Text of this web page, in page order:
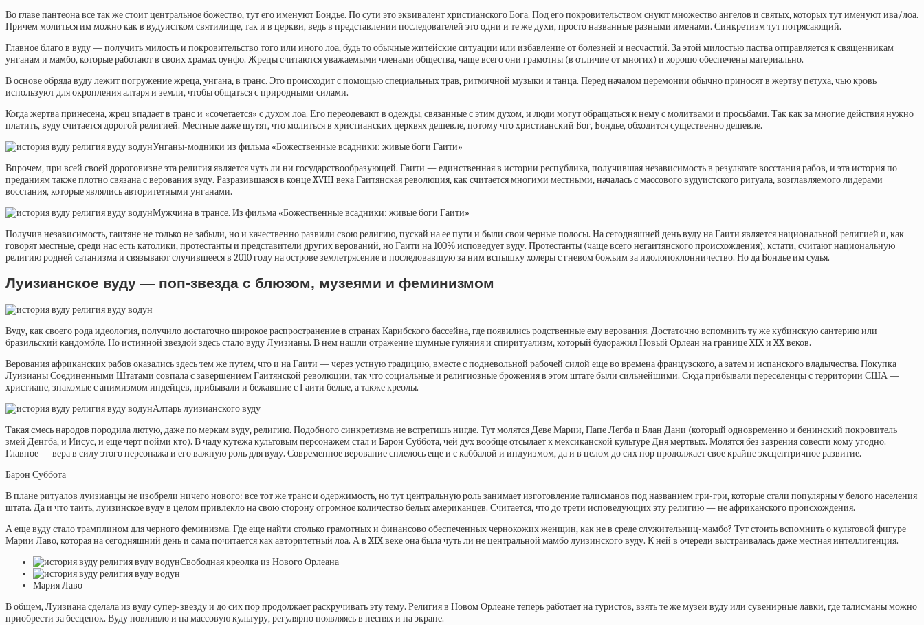
Во главе пантеона все так же стоит центральное божество, тут его именуют Бондье. По сути это эквивалент христианского Бога. Под его покровительством снуют множество ангелов и святых, которых тут именуют ива/лоа.
Причем молиться им можно как в вудуистком святилище, так и в церкви, ведь в представлении последователей это одни и те же духи, просто названные разными именами. Синкретизм тут потрясающий.
Главное благо в вуду — получить милость и покровительство того или иного лоа, будь то обычные житейские ситуации или избавление от болезней и несчастий. За этой милостью паства отправляется к священникам
унганам и мамбо, которые работают в своих храмах оунфо. Жрецы считаются уважаемыми членами общества, чаще всего они грамотны (в отличие от многих) и хорошо обеспечены материально.
В основе обряда вуду лежит погружение жреца, унгана, в транс. Это происходит с помощью специальных трав, ритмичной музыки и танца. Перед началом церемонии обычно приносят в жертву петуха, чью кровь
используют для окропления алтаря и земли, чтобы общаться с природными силами.
Когда жертва принесена, жрец впадает в транс и «сочетается» с духом лоа. Его переодевают в одежды, связанные с этим духом, и люди могут обращаться к нему с молитвами и просьбами. Так как за многие действия нужно
платить, вуду считается дорогой религией. Местные даже шутят, что молиться в христианских церквях дешевле, потому что христианский Бог, Бондье, обходится существенно дешевле.
Унганы-модники из фильма «Божественные всадники: живые боги Гаити»
Впрочем, при всей своей дороговизне эта религия является чуть ли ни государствообразующей. Гаити — единственная в истории республика, получившая независимость в результате восстания рабов, и эта история по
преданиям также плотно связана с верования вуду. Разразившаяся в конце XVIII века Гаитянская революция, как считается многими местными, началась с массового вудуистского ритуала, возглавляемого лидерами
восстания, которые являлись авторитетными унганами.
Мужчина в трансе. Из фильма «Божественные всадники: живые боги Гаити»
Получив независимость, гаитяне не только не забыли, но и качественно развили свою религию, пускай на ее пути и были свои черные полосы. На сегодняшней день вуду на Гаити является национальной религией и, как
говорят местные, среди нас есть католики, протестанты и представители других верований, но Гаити на 100% исповедует вуду. Протестанты (чаще всего негаитянского происхождения), кстати, считают национальную
религию родней сатанизма и связывают случившееся в 2010 году на острове землетрясение и последовавшую за ним вспышку холеры с гневом божьим за идолопоклонничество. Но да Бондье им судья.
Луизианское вуду — поп-звезда с блюзом, музеями и феминизмом
Вуду, как своего рода идеология, получило достаточно широкое распространение в странах Карибского бассейна, где появились родственные ему верования. Достаточно вспомнить ту же кубинскую сантерию или
бразильский кандомбле. Но истинной звездой здесь стало вуду Луизианы. В нем нашли отражение шумные гуляния и спиритуализм, который будоражил Новый Орлеан на границе XIX и XX веков.
Верования африканских рабов оказались здесь тем же путем, что и на Гаити — через устную традицию, вместе с подневольной рабочей силой еще во времена французского, а затем и испанского владычества. Покупка
Луизианы Соединенными Штатами совпала с завершением Гаитянской революции, так что социальные и религиозные брожения в этом штате были сильнейшими. Сюда прибывали переселенцы с территории США —
христиане, знакомые с анимизмом индейцев, прибывали и бежавшие с Гаити белые, а также креолы.
Алтарь луизианского вуду
Такая смесь народов породила лютую, даже по меркам вуду, религию. Подобного синкретизма не встретишь нигде. Тут молятся Деве Марии, Папе Легба и Блан Дани (который одновременно и бенинский покровитель
змей Денгба, и Иисус, и еще черт пойми кто). В чаду кутежа культовым персонажем стал и Барон Суббота, чей дух вообще отсылает к мексиканской культуре Дня мертвых. Молятся без зазрения совести кому угодно.
Главное — вера в силу этого персонажа и его важную роль для вуду. Современное верование сплелось еще и с каббалой и индуизмом, да и в целом до сих пор продолжает свое крайне эксцентричное развитие.
Барон Суббота
В плане ритуалов луизианцы не изобрели ничего нового: все тот же транс и одержимость, но тут центральную роль занимает изготовление талисманов под названием гри-гри, которые стали популярны у белого населения
штата. Да и что таить, луизинское вуду в целом привлекло на свою сторону огромное количество белых американцев. Считается, что до трети исповедующих эту религию — не африканского происхождения.
А еще вуду стало трамплином для черного феминизма. Где еще найти столько грамотных и финансово обеспеченных чернокожих женщин, как не в среде служительниц-мамбо? Тут стоить вспомнить о культовой фигуре
Марии Лаво, которая на сегодняшний день и сама почитается как авторитетный лоа. А в XIX веке она была чуть ли не центральной мамбо луизинского вуду. К ней в очереди выстраивалась даже местная интеллигенция.
Свободная креолка из Нового Орлеана
Мария Лаво
В общем, Луизиана сделала из вуду супер-звезду и до сих пор продолжает раскручивать эту тему. Религия в Новом Орлеане теперь работает на туристов, взять те же музеи вуду или сувенирные лавки, где талисманы можно
приобрести за бесценок. Вуду повлияло и на массовую культуру, регулярно появляясь в песнях и на экране.